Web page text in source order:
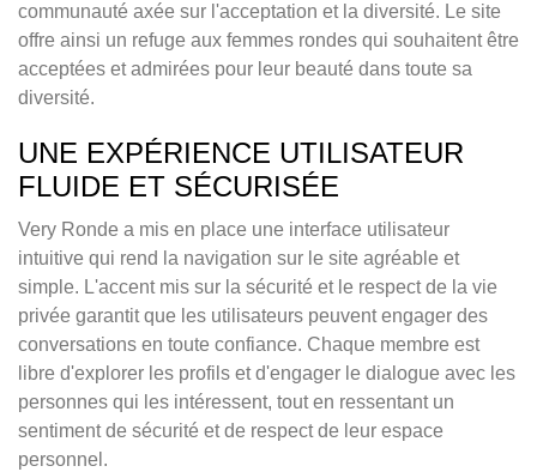
communauté axée sur l'acceptation et la diversité. Le site
offre ainsi un refuge aux femmes rondes qui souhaitent être
acceptées et admirées pour leur beauté dans toute sa
diversité.
UNE EXPÉRIENCE UTILISATEUR
FLUIDE ET SÉCURISÉE
Very Ronde a mis en place une interface utilisateur
intuitive qui rend la navigation sur le site agréable et
simple. L'accent mis sur la sécurité et le respect de la vie
privée garantit que les utilisateurs peuvent engager des
conversations en toute confiance. Chaque membre est
libre d'explorer les profils et d'engager le dialogue avec les
personnes qui les intéressent, tout en ressentant un
sentiment de sécurité et de respect de leur espace
personnel.